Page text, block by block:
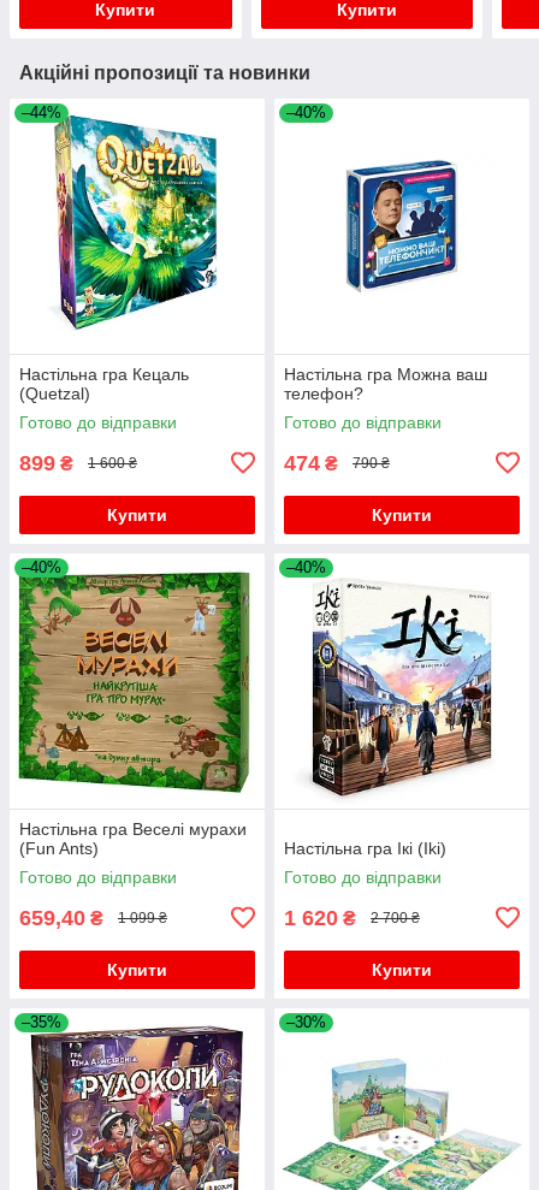
Купити Купити
Акційні пропозиції та новинки
–44%
Настільна гра Кецаль
(Quetzal)
Готово до відправки
899 ₴ 1 600 ₴
Купити
–40%
Настільна гра Можна ваш
телефон?
Готово до відправки
474 ₴ 790 ₴
Купити
–40%
Настільна гра Веселі мурахи
(Fun Ants)
Готово до відправки
659,40 ₴ 1 099 ₴
Купити
–40%
Настільна гра Ікі (Iki)
Готово до відправки
1 620 ₴ 2 700 ₴
Купити
–35% –30%